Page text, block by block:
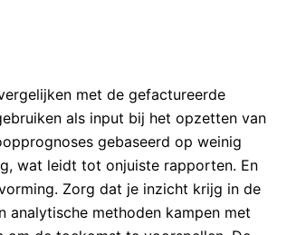
met de gefactureerde
als input bij het opzetten van
gebaseerd op weinig
wat leidt tot onjuiste rapporten. En
Zorg dat je inzicht krijg in de
analytische methoden kampen met